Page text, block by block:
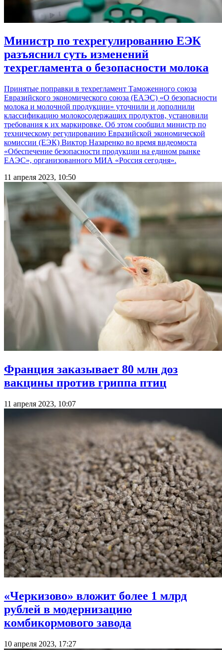
Министр по техрегулированию ЕЭК
разъяснил суть изменений
техрегламента о безопасности молока
Принятые поправки в техрегламент Таможенного союза
Евразийского экономического союза (ЕАЭС) «О безопасности
молока и молочной продукции» уточнили и дополнили
классификацию молокосодержащих продуктов, установили
требования к их маркировке. Об этом сообщил министр по
техническому регулированию Евразийской экономической
комиссии (ЕЭК) Виктор Назаренко во время видеомоста
«Обеспечение безопасности продукции на едином рынке
ЕАЭС», организованного МИА «Россия сегодня».
11 апреля 2023, 10:50
Франция заказывает 80 млн доз
вакцины против гриппа птиц
11 апреля 2023, 10:07
«Черкизово» вложит более 1 млрд
рублей в модернизацию
комбикормового завода
10 апреля 2023, 17:27